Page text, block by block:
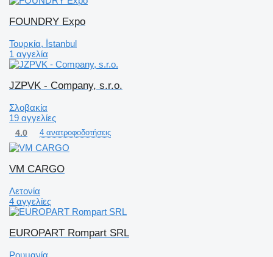
FOUNDRY Expo
Τουρκία, İstanbul
1 αγγελία
JZPVK - Company, s.r.o.
Σλοβακία
19 αγγελίες
4.0 4 ανατροφοδοτήσεις
VM CARGO
Λετονία
4 αγγελίες
EUROPART Rompart SRL
Ρουμανία